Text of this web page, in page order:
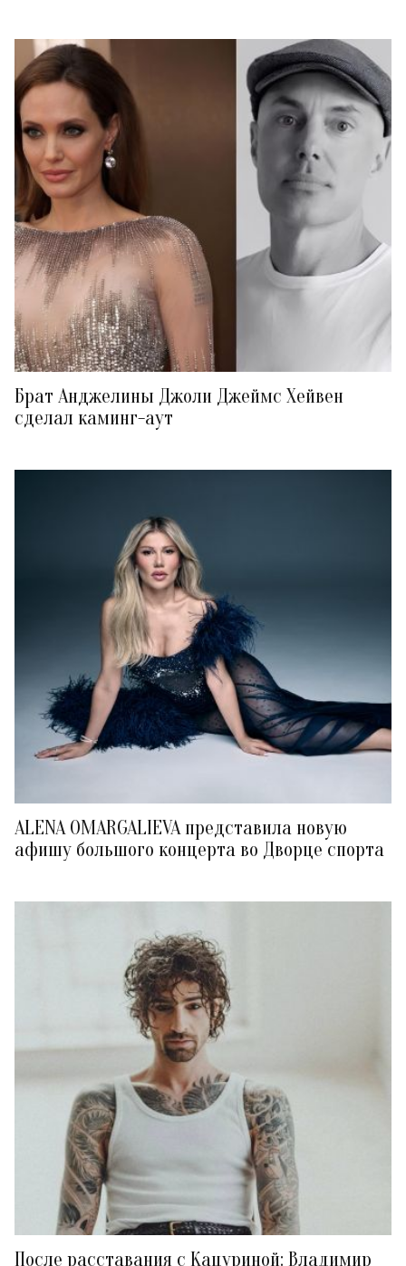
Брат Анджелины Джоли Джеймс Хейвен
сделал каминг-аут
ALENA OMARGALIEVA представила новую
афишу большого концерта во Дворце спорта
После расставания с Кацуриной: Владимир